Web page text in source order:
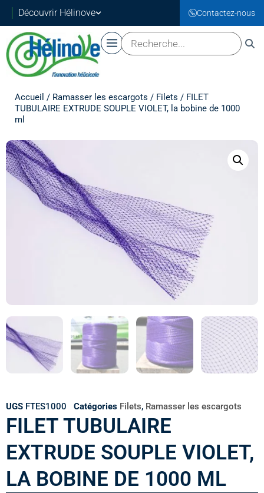
Découvrir Hélinove Contactez-nous
Accueil / Ramasser les escargots / Filets / FILET
TUBULAIRE EXTRUDE SOUPLE VIOLET, la bobine de 1000
ml
UGS FTES1000 Catégories Filets, Ramasser les escargots
FILET TUBULAIRE
EXTRUDE SOUPLE VIOLET,
LA BOBINE DE 1000 ML